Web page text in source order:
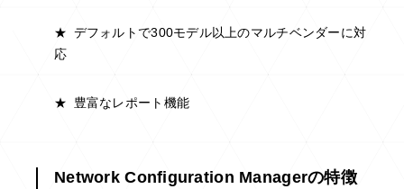
★ デフォルトで300モデル以上のマルチベンダーに対
応
★ 豊富なレポート機能
Network Configuration Managerの特徴